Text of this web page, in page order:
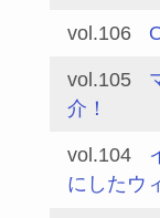
vol.106
vol.105
介！
vol.104
にしたウ